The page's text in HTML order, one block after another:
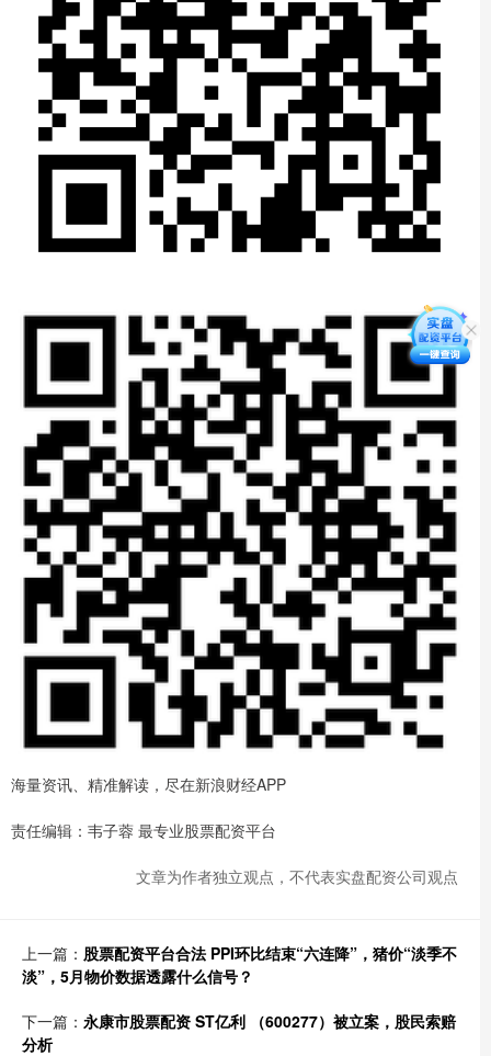
海量资讯、精准解读，尽在新浪财经APP
责任编辑：韦子蓉 最专业股票配资平台
文章为作者独立观点，不代表实盘配资公司观点
上一篇： 股票配资平台合法 PPI环比结束“六连降”，猪价“淡季不
淡”，5月物价数据透露什么信号？
下一篇： 永康市股票配资 ST亿利 （600277）被立案，股民索赔
分析